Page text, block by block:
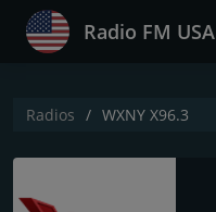
Radio FM USA
Radios WXNY X96.3